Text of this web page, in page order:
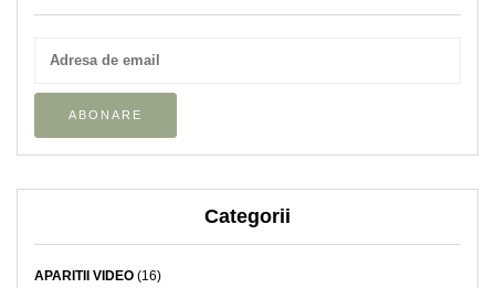
Categorii
APARITII VIDEO (16)